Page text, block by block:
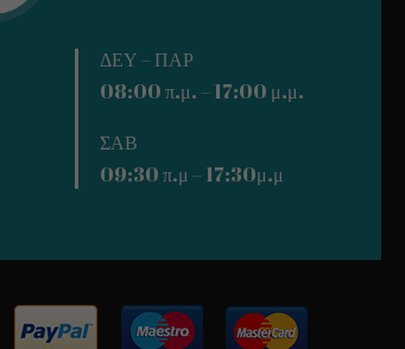
ΔΕΥ – ΠΑΡ
08:00 π.μ. – 17:00 μ.μ.
ΣΑΒ
09:30 π.μ – 17:30μ.μ